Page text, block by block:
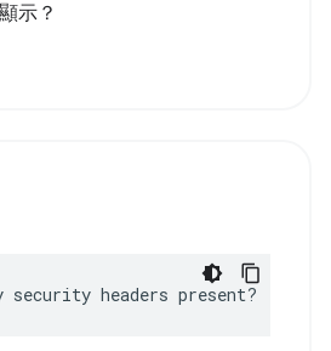
示？
security headers present?